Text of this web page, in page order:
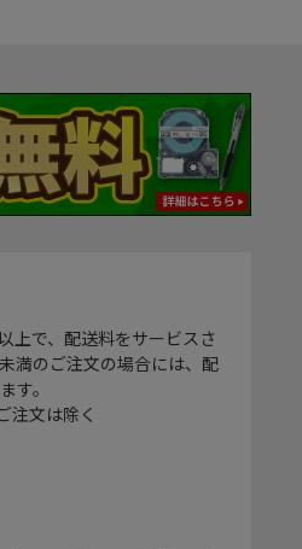
上で、配送料をサービスさ
満のご注文の場合には、配
す。
注文は除く